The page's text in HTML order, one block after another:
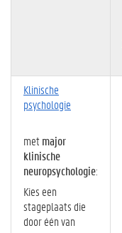
Klinische
psychologie
metmajor
klinische
neuropsychologie:
Kies een
stageplaats die
door één van